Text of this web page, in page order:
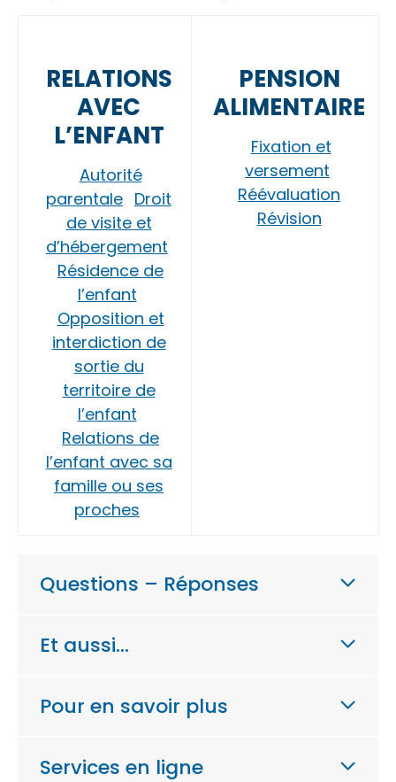
RELATIONS
AVEC
L’ENFANT
Autorité
parentale Droit
de visite et
d’hébergement
Résidence de
l’enfant
Opposition et
interdiction de
sortie du
territoire de
l’enfant
Relations de
l’enfant avec sa
famille ou ses
proches
PENSION
ALIMENTAIRE
Fixation et
versement
Réévaluation
Révision
Questions – Réponses
Et aussi…
Pour en savoir plus
Services en ligne